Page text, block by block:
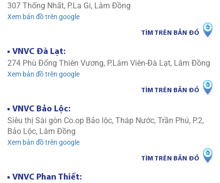
307 Thống Nhất, P.La Gi, Lâm Đồng
Xem bản đồ trên google
TÌM TRÊN BẢN ĐỒ
VNVC Đà Lạt:
274 Phù Đổng Thiên Vương, P.Lâm Viên-Đà Lạt, Lâm Đồng
Xem bản đồ trên google
TÌM TRÊN BẢN ĐỒ
VNVC Bảo Lộc:
Siêu thị Sài gòn Co.op Bảo lộc, Tháp Nước, Trần Phú, P.2,
Bảo Lộc, Lâm Đồng
Xem bản đồ trên google
TÌM TRÊN BẢN ĐỒ
VNVC Phan Thiết: